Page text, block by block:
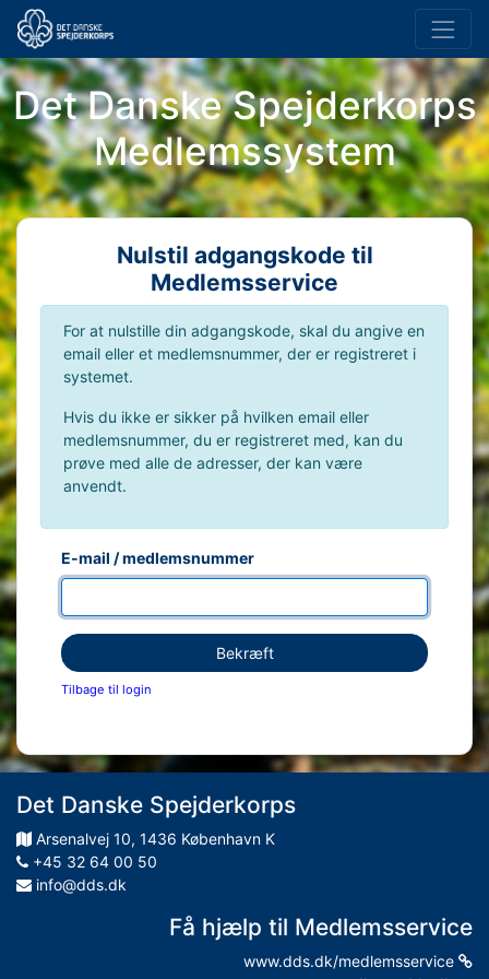
Det Danske Spejderkorps
Medlemssystem
Nulstil adgangskode til
Medlemsservice
For at nulstille din adgangskode, skal du angive en
email eller et medlemsnummer, der er registreret i
systemet.
Hvis du ikke er sikker på hvilken email eller
medlemsnummer, du er registreret med, kan du
prøve med alle de adresser, der kan være
anvendt.
E-mail / medlemsnummer
Bekræft
Tilbage til login
Det Danske Spejderkorps
Arsenalvej 10, 1436 København K
+45 32 64 00 50
info@dds.dk
Få hjælp til Medlemsservice
www.dds.dk/medlemsservice